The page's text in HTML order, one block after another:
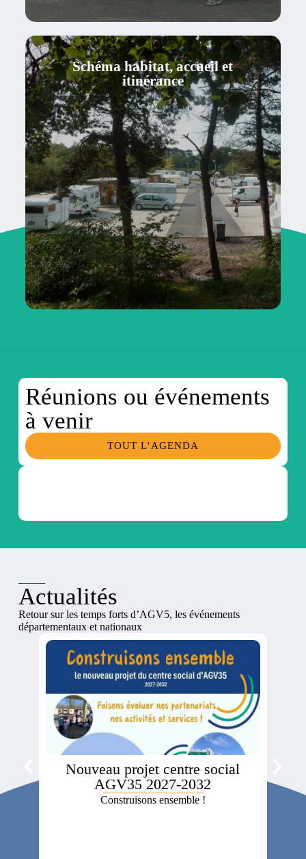
Schéma habitat, accueil et
itinérance
Suivi et coordination du schéma
Observatoire départemental
Les grands passages estivaux
Stationnements hors équipements
dédiés
Aires d’accueil et appui au dispositif
de gestion...
SCHÉMA HABITAT, ACCUEIL ET
ITINÉRANCE
Réunions ou événements
à venir
TOUT L'AGENDA
Actualités
Retour sur les temps forts d’AGV5, les événements
départementaux et nationaux
Nouveau projet centre social
AGV35 2027-2032
Construisons ensemble !